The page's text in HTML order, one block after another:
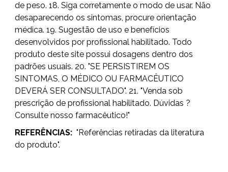
de peso. 18. Siga corretamente o modo de usar. Não
desaparecendo os sintomas, procure orientação
médica. 19. Sugestão de uso e benefícios
desenvolvidos por profissional habilitado. Todo
produto deste site possui dosagens dentro dos
padrões usuais. 20. "SE PERSISTIREM OS
SINTOMAS, O MÉDICO OU FARMACÊUTICO
DEVERÁ SER CONSULTADO". 21. "Venda sob
prescrição de profissional habilitado. Dúvidas ?
Consulte nosso farmacêutico!"
REFERÊNCIAS: "Referências retiradas da literatura
do produto".